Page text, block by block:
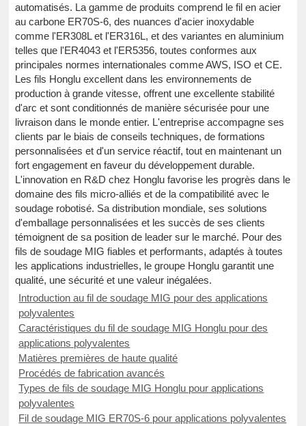
automatisés. La gamme de produits comprend le fil en acier
au carbone ER70S-6, des nuances d'acier inoxydable
comme l'ER308L et l'ER316L, et des variantes en aluminium
telles que l'ER4043 et l'ER5356, toutes conformes aux
principales normes internationales comme AWS, ISO et CE.
Les fils Honglu excellent dans les environnements de
production à grande vitesse, offrent une excellente stabilité
d'arc et sont conditionnés de manière sécurisée pour une
livraison dans le monde entier. L'entreprise accompagne ses
clients par le biais de conseils techniques, de formations
personnalisées et d'un service réactif, tout en maintenant un
fort engagement en faveur du développement durable.
L'innovation en R&D chez Honglu favorise les progrès dans le
domaine des fils micro-alliés et de la compatibilité avec le
soudage robotisé. Sa distribution mondiale, ses solutions
d'emballage personnalisées et les succès de ses clients
témoignent de sa position de leader sur le marché. Pour des
fils de soudage MIG fiables et performants, adaptés à toutes
les applications industrielles, le groupe Honglu garantit une
qualité, une sécurité et une valeur inégalées.
Introduction au fil de soudage MIG pour des applications
polyvalentes
Caractéristiques du fil de soudage MIG Honglu pour des
applications polyvalentes
Matières premières de haute qualité
Procédés de fabrication avancés
Types de fils de soudage MIG Honglu pour applications
polyvalentes
Fil de soudage MIG ER70S-6 pour applications polyvalentes